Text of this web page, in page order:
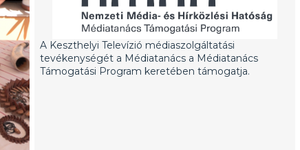
A Keszthelyi Televízió médiaszolgáltatási
tevékenységét a Médiatanács a Médiatanács
Támogatási Program keretében támogatja.